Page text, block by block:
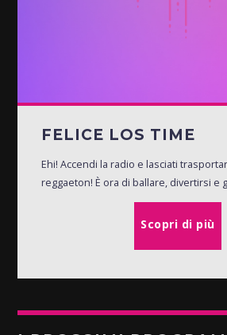
FELICE LOS TIME
Ehi! Accendi la radio e lasciati
reggaeton! È ora di ballare, divertirsi e
Scopri di più